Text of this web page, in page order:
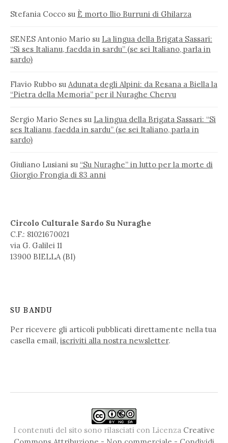
Stefania Cocco su È morto Ilio Burruni di Ghilarza
SENES Antonio Mario su La lingua della Brigata Sassari:
“Si ses Italianu, faedda in sardu” (se sei Italiano, parla in
sardo)
Flavio Rubbo su Adunata degli Alpini: da Resana a Biella la
“Pietra della Memoria” per il Nuraghe Chervu
Sergio Mario Senes su La lingua della Brigata Sassari: “Si
ses Italianu, faedda in sardu” (se sei Italiano, parla in
sardo)
Giuliano Lusiani su “Su Nuraghe” in lutto per la morte di
Giorgio Frongia di 83 anni
Circolo Culturale Sardo Su Nuraghe
C.F.: 81021670021
via G. Galilei 11
13900 BIELLA (BI)
SU BANDU
Per ricevere gli articoli pubblicati direttamente nella tua
casella email, iscriviti alla nostra newsletter.
I contenuti del sito sono rilasciati con Licenza Creative